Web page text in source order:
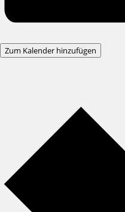
Zum Kalender hinzufügen